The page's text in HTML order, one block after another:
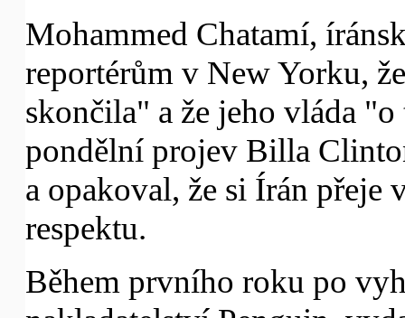
Mohammed Chatamí,
reportérům v New Yorku,
skončila" a že jeho vláda
pondělní projev Billa
a opakoval, že si Írán přeje
respektu.
Během prvního roku po